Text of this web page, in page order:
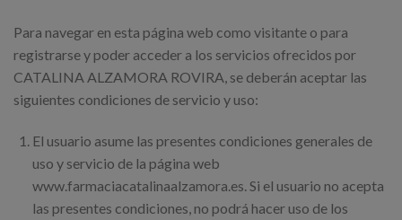
Para navegar en esta página web como visitante o para
registrarse y poder acceder a los servicios ofrecidos por
CATALINA ALZAMORA ROVIRA, se deberán aceptar las
siguientes condiciones de servicio y uso:
El usuario asume las presentes condiciones generales de
uso y servicio de la página web
www.farmaciacatalinaalzamora.es. Si el usuario no acepta
las presentes condiciones, no podrá hacer uso de los